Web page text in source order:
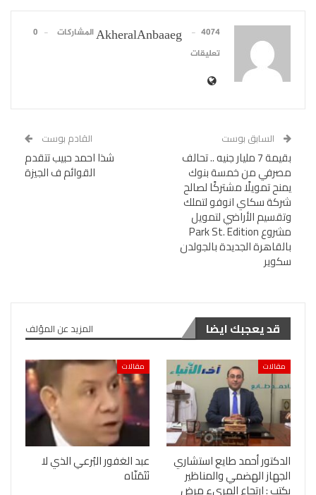
AkheralAnbaaeg 4074 المشاركات
0
تعليقات
السابق بوست
بقيمة 7 مليار جنيه .. تحالف
مصرفي من خمسة بنوك
يمنح تمويلًا مشتركًا لصالح
شركة سكاي انوفو لتملك
وتقسيم الأراضي لتمويل
مشروع Park St. Edition
بالقاهرة الجديدة بالجولدن
سكوير
القادم بوست
شذا احمد حبيب تتقدم
القوائم ف الجيزة
قد يعجبك ايضا المزيد عن المؤلف
مقالات
الدكتور أحمد طايع استشاري
الجهاز الهضمي والمناظير
يكتب : ارتجاع المريء مرض
مقالات
عبد الغفور البُرعي الذي لا
نَتَمَنّاه